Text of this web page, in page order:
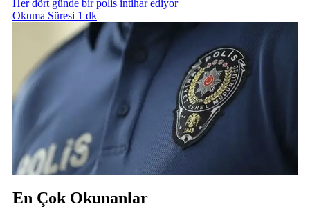
Her dört günde bir polis intihar ediyor
Okuma Süresi 1 dk
En Çok Okunanlar